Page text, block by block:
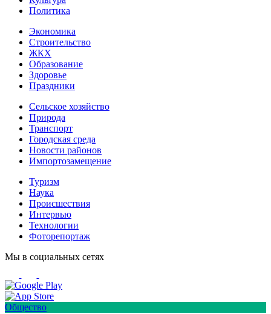
Политика
Экономика
Строительство
ЖКХ
Образование
Здоровье
Праздники
Сельское хозяйство
Природа
Транспорт
Городская среда
Новости районов
Импортозамещение
Туризм
Наука
Происшествия
Интервью
Технологии
Фоторепортаж
Мы в социальных сетях
Общество